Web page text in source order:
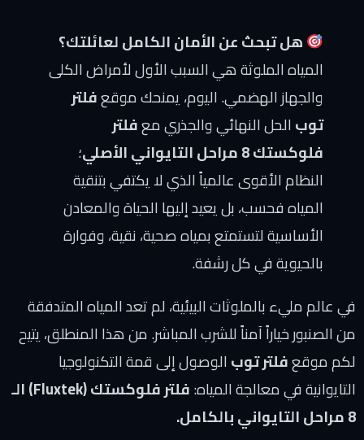
تبحث عن الأمان الكامل لعائلتك؟
الملوثة هي السبب الأول لأمراض الكلى
الهضمي. اليوم، يمنحك موقعفلتر
الحل النهائي والجذري معفلتر
التايواني الأصلي
؛
الأقوى عالمياً الذي لا يكتفي بتنقية
فحسب، بل يعيد إليها الحياة والمعادن
لتستمتع بمياه صحية، نقية، وفوارة
في كل رشفة.
بالملوثات البيئية، لم تعد المياه المتدفقة
خياراً آمناً للشرب المباشر. من هذا المنطلق، يتيح
فلتر توبالوصول إلى قمة التكنولوجيا
في معالجة المياه:
فلتر فلوكستك (Fluxtek) الـ